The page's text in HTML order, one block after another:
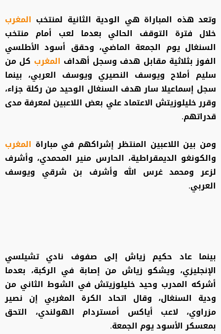
وتعد هذه المباراة هي الودية الثانية لمنتخب المغرب
خلال فترة التوقف الحالي بعدما لعب أمام منتخب
السنغال يوم الجمعة الماضي، وحقق أسود الأطلسي
الفوز بثلاثية مقابل هدف وسجل أهداف المغرب كل من
سليم أملاح ويوسف النصيري ويوسف العربي، بينما
سجل إسماعيلا سار هدف السنغال الوحيد من ركلة جزاء،
وقرر خليلوزيتش الاعتماد علي بعض اللاعبين لمعرفة مدى
قدراتهم.
ومن بين اللاعبين المنتظر إشراكهم في مباراة المغرب
والكونغو الديمقراطية، الحارس منير المحمدي، وأشرف
لزعر ومحمد غرس الله وأشرف بن شرقي ويوسف
العربي.
بينما عاد حكيم زياش إلى صفوف نادي تشيلسي
الإنجليزي، ويشكو زياش من إصابة في الركبة، بعدما
أشركه المدرب وحيد خليلوزيتش في الشوط الثاني من
ودية السنغال، وقال اتحاد الكرة المغربي إن نصير
مزراوي، لاعب أياكس أمستردام الهولندي، التحق
بمعسكر الأسود يوم الجمعة.